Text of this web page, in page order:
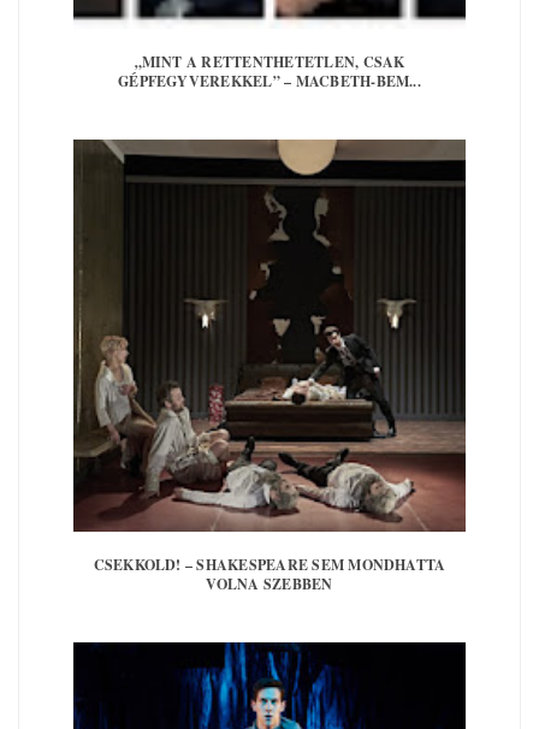
„MINT A RETTENTHETETLEN, CSAK
GÉPFEGYVEREKKEL” – MACBETH-BEM...
CSEKKOLD! – SHAKESPEARE SEM MONDHATTA
VOLNA SZEBBEN